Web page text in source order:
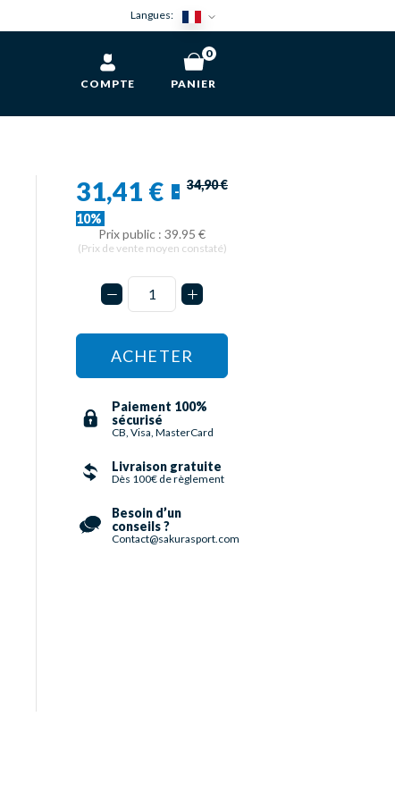
Langues:
COMPTE PANIER
0
31,41 €
-
10%
34,90 €
Prix public : 39.95 €
(Prix de vente moyen constaté)
ACHETER
Paiement 100%
sécurisé
CB, Visa, MasterCard
Livraison gratuite
Dès 100€ de règlement
Besoin d’un
conseils ?
Contact@sakurasport.com